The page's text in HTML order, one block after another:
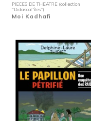
PIECES DE THEATRE (collection
"Didascal'îles")
Moi Kadhafi